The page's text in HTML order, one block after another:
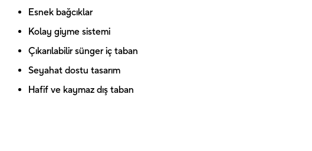
Esnek bağcıklar
Kolay giyme sistemi
Çıkarılabilir sünger iç taban
Seyahat dostu tasarım
Hafif ve kaymaz dış taban